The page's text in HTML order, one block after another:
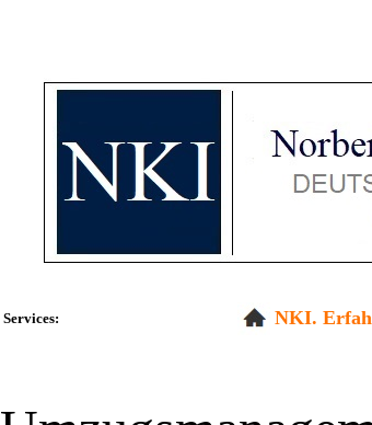
Services: NKI.